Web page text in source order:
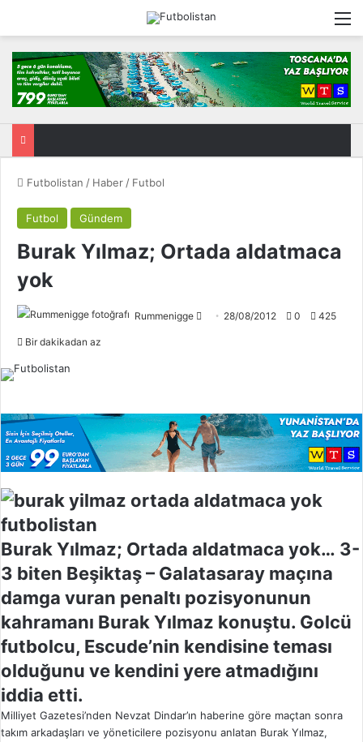
Futbolistan / Haber / Futbol
Futbol Gündem
Burak Yılmaz; Ortada aldatmaca
yok
Rummenigge
w
o
n
X
28/08/2012 0 425
Bir dakikadan az
Burak Yılmaz; Ortada aldatmaca yok… 3-
3 biten Beşiktaş – Galatasaray maçına
damga vuran penaltı pozisyonunun
kahramanı Burak Yılmaz konuştu. Golcü
futbolcu, Escude’nin kendisine teması
olduğunu ve kendini yere atmadığını
iddia etti.
Milliyet Gazetesi’nden Nevzat Dindar’ın haberine göre maçtan sonra
takım arkadaşları ve yöneticilere pozisyonu anlatan Burak Yılmaz,